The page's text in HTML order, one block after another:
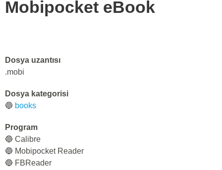
Mobipocket eBook
Dosya uzantısı
.mobi
Dosya kategorisi
🔵 books
Program
🔵 Calibre
🔵 Mobipocket Reader
🔵 FBReader